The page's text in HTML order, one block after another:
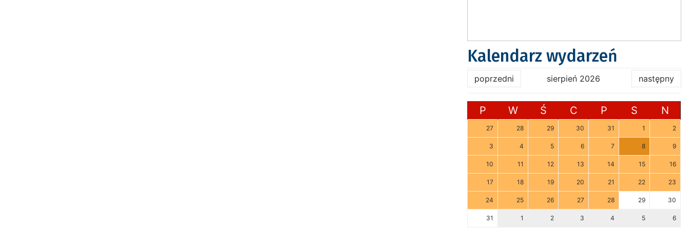
Kalendarz wydarzeń
poprzedni sierpień 2026 następny
P W Ś C P S N
27 28 29 30 31 1 2
3 4 5 6 7 8 9
10 11 12 13 14 15 16
17 18 19 20 21 22 23
24 25 26 27 28 29 30
31 1 2 3 4 5 6